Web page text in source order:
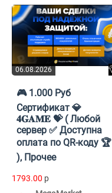
06.08.2026
🎮 1.000 Руб
Cертификат 💎
𝟒𝐆𝐀𝐌𝐄 💝 ( Любой
сервер ✅ Доступна
оплата по QR-коду 🏆
), Прочее
1793.00 p